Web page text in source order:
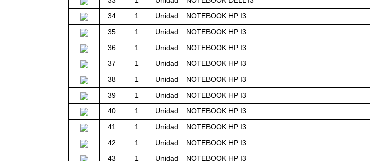
34
1 Unidad NOTEBOOK HP I3
35
1 Unidad NOTEBOOK HP I3
36
1 Unidad NOTEBOOK HP I3
37
1 Unidad NOTEBOOK HP I3
38
1 Unidad NOTEBOOK HP I3
39
1 Unidad NOTEBOOK HP I3
40
1 Unidad NOTEBOOK HP I3
41
1 Unidad NOTEBOOK HP I3
42
1 Unidad NOTEBOOK HP I3
43
1 Unidad NOTEBOOK HP I3